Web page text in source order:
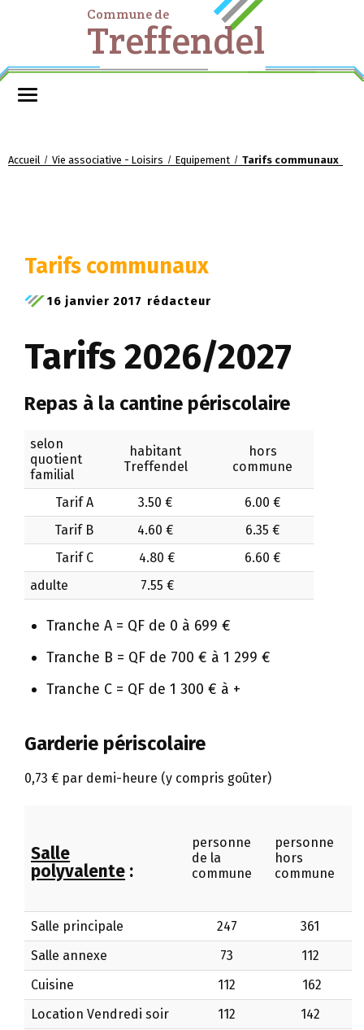
Commune de
Treffendel
Accueil / Vie associative - Loisirs / Equipement / Tarifs communaux
Tarifs communaux
16 janvier 2017 rédacteur
Tarifs 2026/2027
Repas à la cantine périscolaire
selon
quotient
familial
habitant
Treffendel
hors
commune
Tarif A 3.50 €
6.00 €
Tarif B
4.60 €
6.35 €
Tarif C
4.80 €
6.60 €
adulte
7.55 €
Tranche A = QF de 0 à 699 €
Tranche B = QF de 700 € à 1 299 €
Tranche C = QF de 1 300 € à +
Garderie périscolaire
0,73 € par demi-heure (y compris goûter)
Salle
polyvalente :
personne
de la
commune
personne
hors
commune
Salle principale 247
361
Salle annexe
73
112
Cuisine
112
162
Location Vendredi soir
112 142